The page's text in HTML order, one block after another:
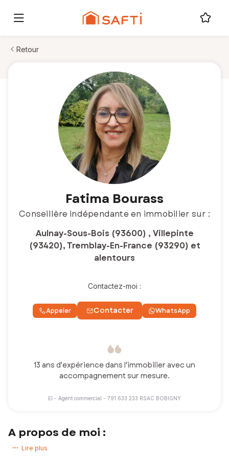
Retour
Fatima Bourass
Conseillère indépendante en immobilier sur :
Aulnay-Sous-Bois (93600) , Villepinte
(93420), Tremblay-En-France (93290) et
alentours
Contactez-moi :
Appeler Contacter WhatsApp
13 ans d'expérience dans l'immobilier avec un
accompagnement sur mesure.
EI - Agent commercial - 791 633 233 RSAC BOBIGNY
A propos de moi :
Bienvenue sur ma page,
Lire plus